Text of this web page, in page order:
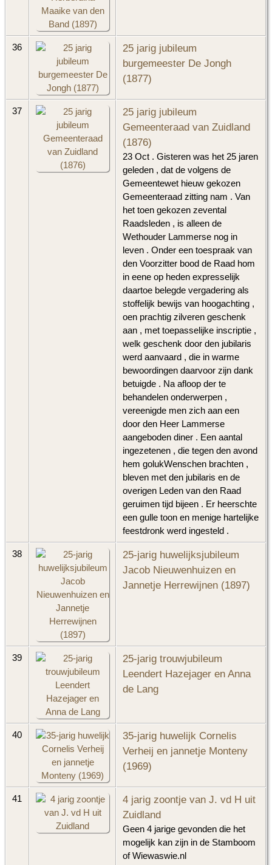
36
25 jarig jubileum
burgemeester De Jongh
(1877)
37
25 jarig jubileum
Gemeenteraad van Zuidland
(1876)
23 Oct . Gisteren was het 25 jaren
geleden , dat de volgens de
Gemeentewet hieuw gekozen
Gemeenteraad zitting nam . Van
het toen gekozen zevental
Raadsleden , is alleen de
Wethouder Lammerse nog in
leven . Onder een toespraak van
den Voorzitter bood de Raad hom
in eene op heden expresselijk
daartoe belegde vergadering als
stoffelijk bewijs van hoogachting ,
oen prachtig zilveren geschenk
aan , met toepasselijke inscriptie ,
welk geschenk door den jubilaris
werd aanvaard , die in warme
bewoordingen daarvoor zijn dank
betuigde . Na afloop der te
behandelen onderwerpen ,
vereenigde men zich aan een
door den Heer Lammerse
aangeboden diner . Een aantal
ingezetenen , die tegen den avond
hem golukWenschen brachten ,
bleven met den jubilaris en de
overigen Leden van den Raad
geruimen tijd bijeen . Er heerschte
een gulle toon en menige hartelijke
feestdronk werd ingesteld .
38
25-jarig huwelijksjubileum
Jacob Nieuwenhuizen en
Jannetje Herrewijnen (1897)
39
25-jarig trouwjubileum
Leendert Hazejager en Anna
de Lang
40
35-jarig huwelijk Cornelis
Verheij en jannetje Monteny
(1969)
41
4 jarig zoontje van J. vd H uit
Zuidland
Geen 4 jarige gevonden die het
mogelijk kan zijn in de Stamboom
of Wiewaswie.nl